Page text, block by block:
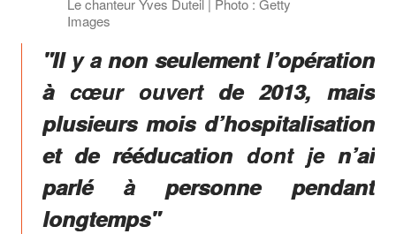
Images
"Il y a non seulement l’opération
à cœur ouvert de 2013, mais
plusieurs mois d’hospitalisation
et de rééducation dont je n’ai
parlé à personne pendant
longtemps"